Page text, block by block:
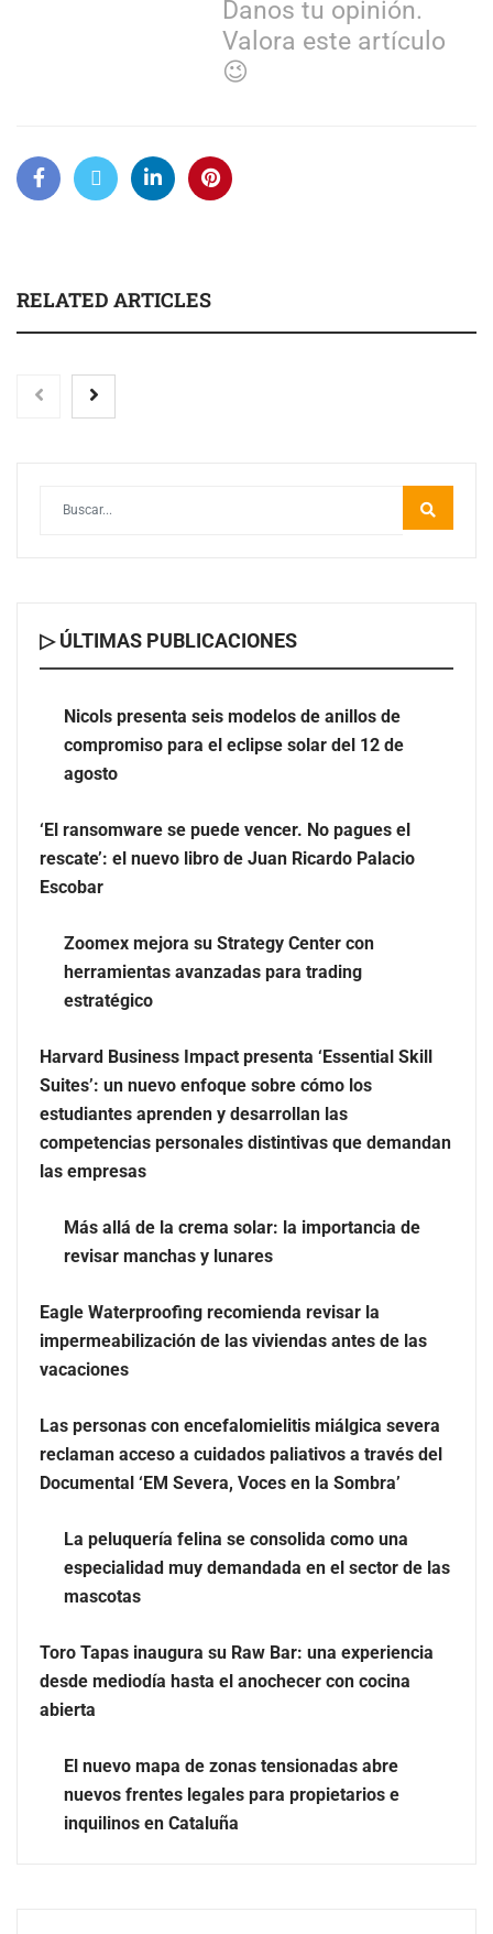
Danos tu opinión.
Valora este artículo
😉
RELATED ARTICLES
Nicols presenta seis modelos de anillos de compromiso
‘El ransomware se puede vencer. No pagues el rescate’:
el nuevo libro de Juan Ricardo Palacio Escobar
Zoomex mejora su Strategy Center con herramientas
avanzadas para trading estratégico
Harvard Business Impact presenta ‘Essential Skill
Suites’: un nuevo enfoque sobre cómo los estudiantes
distintivas que demandan las empresas
Más allá de la crema solar: la importancia de revisar
manchas y lunares
impermeabilización de las viviendas antes de las
vacaciones
▷ ÚLTIMAS PUBLICACIONES
Nicols presenta seis modelos de anillos de
compromiso para el eclipse solar del 12 de
agosto
‘El ransomware se puede vencer. No pagues el
rescate’: el nuevo libro de Juan Ricardo Palacio
Escobar
Zoomex mejora su Strategy Center con
herramientas avanzadas para trading
estratégico
Harvard Business Impact presenta ‘Essential Skill
Suites’: un nuevo enfoque sobre cómo los
estudiantes aprenden y desarrollan las
competencias personales distintivas que demandan
las empresas
Más allá de la crema solar: la importancia de
revisar manchas y lunares
Eagle Waterproofing recomienda revisar la
impermeabilización de las viviendas antes de las
vacaciones
Las personas con encefalomielitis miálgica severa
reclaman acceso a cuidados paliativos a través del
Documental ‘EM Severa, Voces en la Sombra’
La peluquería felina se consolida como una
especialidad muy demandada en el sector de las
mascotas
Toro Tapas inaugura su Raw Bar: una experiencia
desde mediodía hasta el anochecer con cocina
abierta
El nuevo mapa de zonas tensionadas abre
nuevos frentes legales para propietarios e
inquilinos en Cataluña